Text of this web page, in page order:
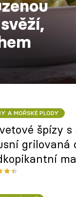
A MOŘSKÉ PLODY
špízy
grilovaná